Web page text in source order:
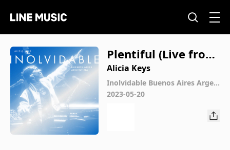
Plentiful (Live from
Movistar Arena Bue
nos Aires, Argentin
a)
Alicia Keys
Inolvidable Buenos Aires Argen
tina (Live from Movistar Arena
2023-05-20